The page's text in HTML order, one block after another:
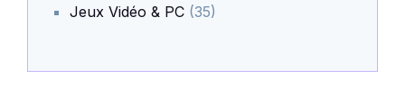
Jeux Vidéo & PC (35)